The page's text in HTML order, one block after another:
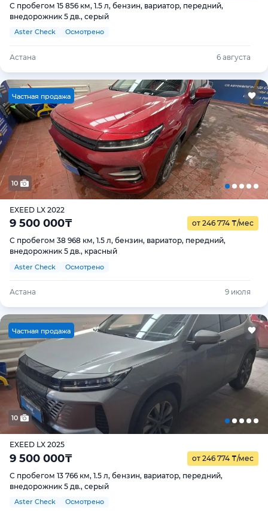
С пробегом 15 856 км, 1.5 л, бензин, вариатор, передний,
внедорожник 5 дв., серый
Aster Check Осмотрено
Астана 6 августа
Частная продажа
10
EXEED LX 2022
9 500 000₸ от 246 774 ₸/мес
С пробегом 38 968 км, 1.5 л, бензин, вариатор, передний,
внедорожник 5 дв., красный
Aster Check Осмотрено
Астана 9 июля
Частная продажа
10
EXEED LX 2025
9 500 000₸ от 246 774 ₸/мес
С пробегом 13 766 км, 1.5 л, бензин, вариатор, передний,
внедорожник 5 дв., серый
Aster Check Осмотрено